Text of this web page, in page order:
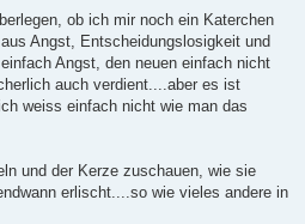
ob ich mir noch ein Katerchen
Angst, Entscheidungslosigkeit und
Angst, den neuen einfach nicht
auch verdient....aber es ist
weiss einfach nicht wie man das
und der Kerze zuschauen, wie sie
erlischt....so wie vieles andere in